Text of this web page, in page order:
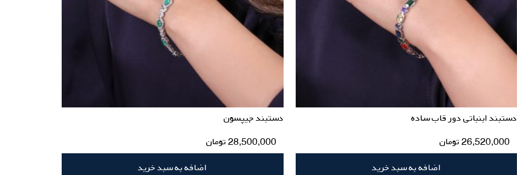
دستبند ابنباتی دور قاب ساده
26,520,000تومان
اضافه به سبد خرید
دستبند جیپسون
28,500,000تومان
اضافه به سبد خرید